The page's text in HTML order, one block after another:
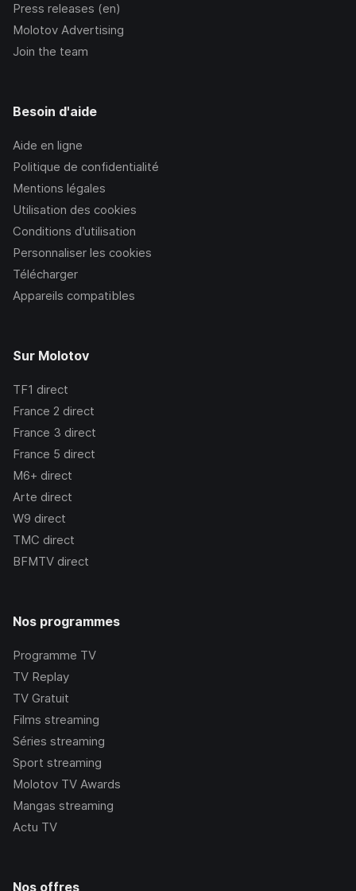
Press releases (en)
Molotov Advertising
Join the team
Besoin d'aide
Aide en ligne
Politique de confidentialité
Mentions légales
Utilisation des cookies
Conditions d’utilisation
Personnaliser les cookies
Télécharger
Appareils compatibles
Sur Molotov
TF1 direct
France 2 direct
France 3 direct
France 5 direct
M6+ direct
Arte direct
W9 direct
TMC direct
BFMTV direct
Nos programmes
Programme TV
TV Replay
TV Gratuit
Films streaming
Séries streaming
Sport streaming
Molotov TV Awards
Mangas streaming
Actu TV
Nos offres